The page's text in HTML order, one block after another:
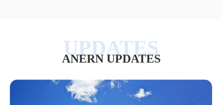
ANERN UPDATES